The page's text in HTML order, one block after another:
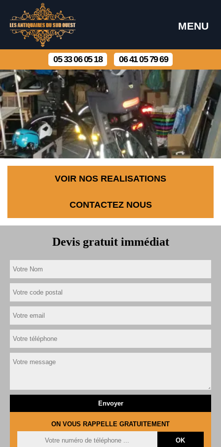
MENU
05 33 06 05 18 06 41 05 79 69
VOIR NOS REALISATIONS
CONTACTEZ NOUS
Devis gratuit immédiat
ON VOUS RAPPELLE GRATUITEMENT